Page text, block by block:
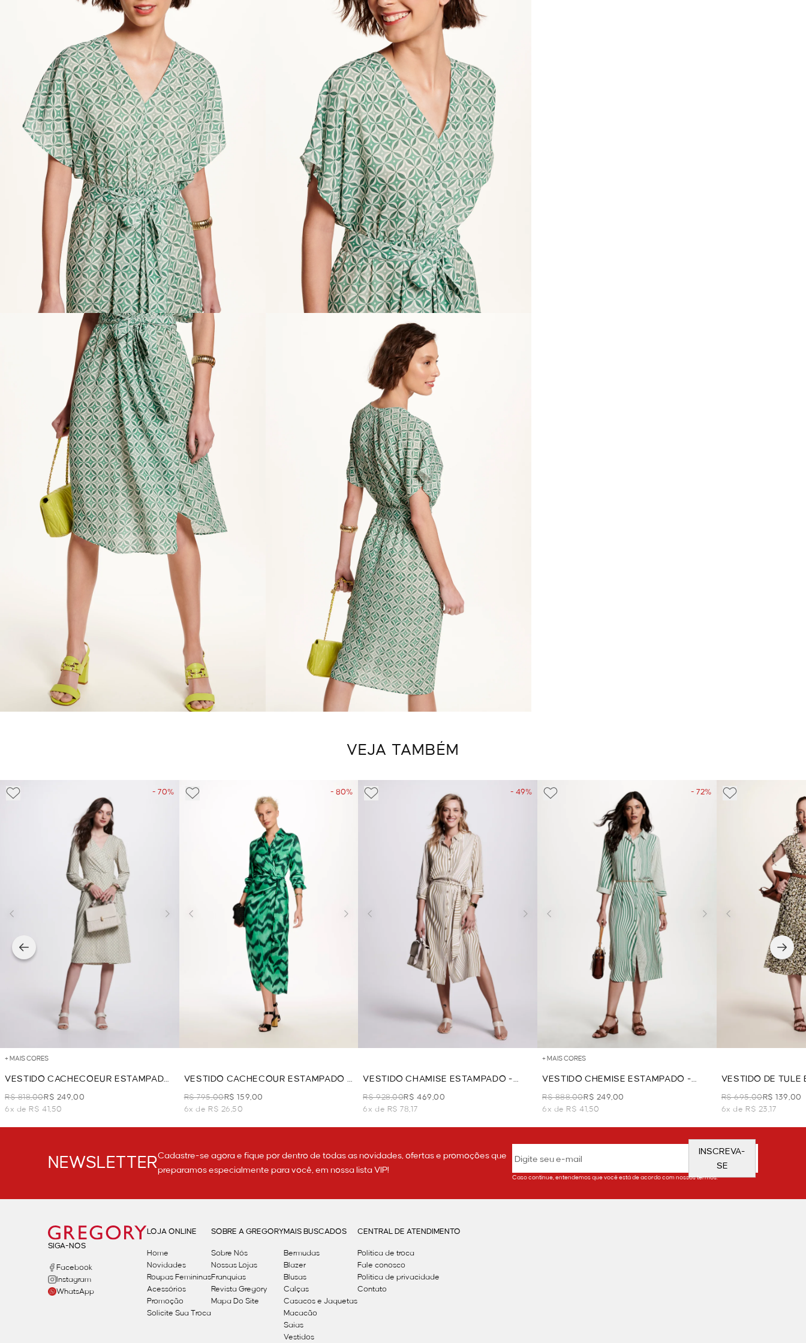
VEJA TAMBÉM
- 70%
+ MAIS CORES
VESTIDO CACHECOEUR ESTAMPADO
- VERDE
R$ 818,00R$ 249,00
6x de R$ 41,50
- 80%
VESTIDO CACHECOUR ESTAMPADO -
VERDE
R$ 795,00R$ 159,00
6x de R$ 26,50
- 49%
VESTIDO CHAMISE ESTAMPADO -
VERDE
R$ 928,00R$ 469,00
6x de R$ 78,17
- 72%
+ MAIS CORES
VESTIDO CHEMISE ESTAMPADO -
VERDE
R$ 888,00R$ 249,00
6x de R$ 41,50
VESTIDO DE TULE
VERDE
R$ 695,00R$ 139,00
6x de R$ 23,17
NEWSLETTERCadastre-se agora e fique por dentro de todas as novidades, ofertas e promoções que
preparamos especialmente para você, em nossa lista VIP!
INSCREVA-
SE
Caso continue, entendemos que você está de acordo com nossos termos.
SIGA-NOS
Facebook
Instagram
WhatsApp
LOJA ONLINE
Home
Novidades
Roupas Femininas
Acessórios
Promoção
Solicite Sua Troca
SOBRE A GREGORY
Sobre Nós
Nossas Lojas
Franquias
Revista Gregory
Mapa Do Site
MAIS BUSCADOS
Bermudas
Blazer
Blusas
Calças
Casacos e Jaquetas
Macacão
Saias
Vestidos
CENTRAL DE ATENDIMENTO
Política de troca
Fale conosco
Politica de privacidade
Contato